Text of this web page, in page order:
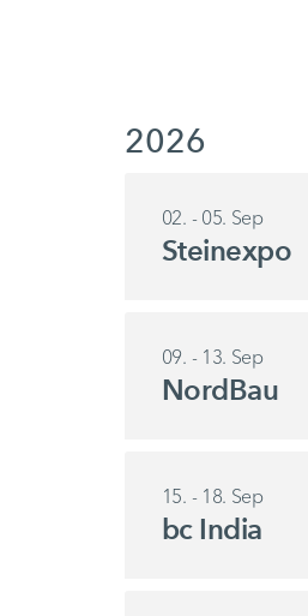
2026
02. - 05. Sep
Steinexpo
09. - 13. Sep
NordBau
15. - 18. Sep
bc India